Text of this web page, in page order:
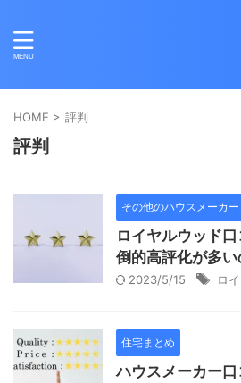
HOME > 評判
評判
その他のハウスメーカー
ロイヤルウッド
倒的高評化が多
2023/5/15 ロ
住宅まとめ
ハウスメーカー